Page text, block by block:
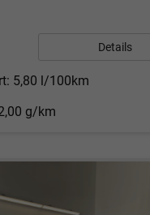
Details
5,80 l/100km
g/km